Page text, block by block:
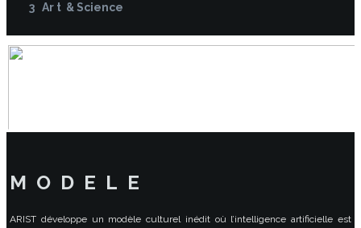
3 Ar t & Science
M O D E L E
ARIST développe un modèle culturel inédit où l’intelligence artificielle est